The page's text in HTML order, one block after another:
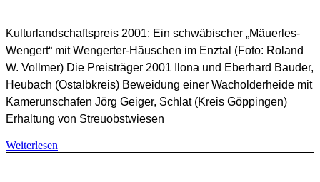
SHB Redaktion
Kulturlandschaftspreis,Naturschutz,Preisträger KLP
Kulturlandschaftspreis 2001: Ein schwäbischer „Mäuerles-
Wengert“ mit Wengerter-Häuschen im Enztal (Foto: Roland
W. Vollmer) Die Preisträger 2001 Ilona und Eberhard Bauder,
Heubach (Ostalbkreis) Beweidung einer Wacholderheide mit
Kamerunschafen Jörg Geiger, Schlat (Kreis Göppingen)
Erhaltung von Streuobstwiesen
Weiterlesen